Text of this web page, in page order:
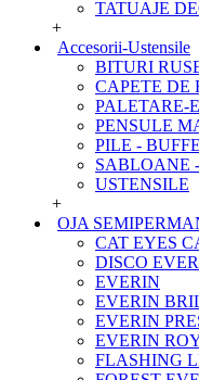
TATUAJE
+
Accesorii-Ustensile
BITURI
CAPETE DE
PALETARE-
PENSULE
PILE -
SABLOANE
USTENSILE
+
OJA
CAT EYES
DISCO
EVERIN
EVERIN
EVERIN
EVERIN
FLASHING